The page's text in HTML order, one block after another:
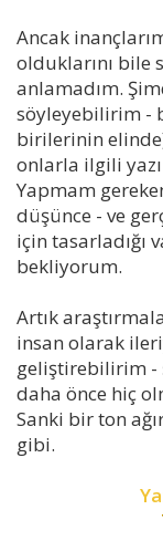
Ancak
olduklarını bile
anlamadım.
söyleyebilirim -
birilerinin
onlarla ilgili
Yapmam
düşünce - ve
için tasarladığı
bekliyorum.
Artık
insan olarak
geliştirebilirim -
daha önce hiç
Sanki bir ton
gibi.